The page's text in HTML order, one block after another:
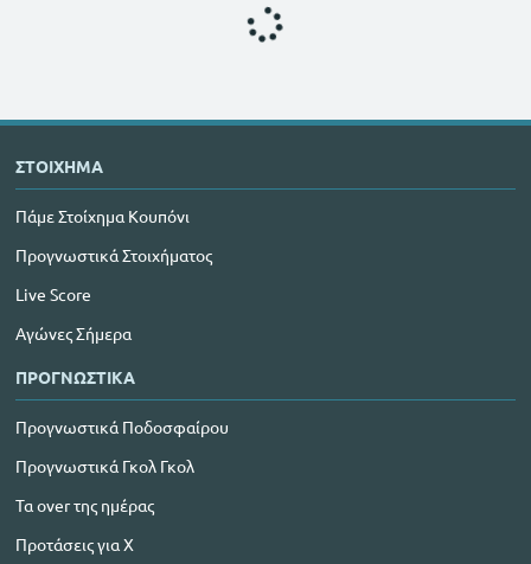
ΣΤΟΙΧΗΜΑ
Πάμε Στοίχημα Κουπόνι
Προγνωστικά Στοιχήματος
Live Score
Αγώνες Σήμερα
ΠΡΟΓΝΩΣΤΙΚΑ
Προγνωστικά Ποδοσφαίρου
Προγνωστικά Γκολ Γκολ
Τα over της ημέρας
Προτάσεις για Χ